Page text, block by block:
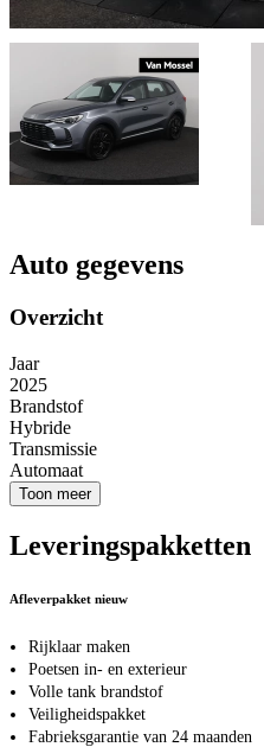
Auto gegevens
Overzicht
Jaar
2025
Brandstof
Hybride
Transmissie
Automaat
Toon meer
Leveringspakketten
Afleverpakket nieuw
Rijklaar maken
Poetsen in- en exterieur
Volle tank brandstof
Veiligheidspakket
Fabrieksgarantie van 24 maanden